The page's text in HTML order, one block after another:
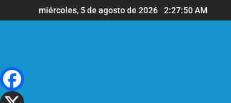
al
miércoles, 5 de agosto de 2026 2:27:52 AM